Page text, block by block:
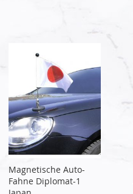
Magnetische Auto-
Fahne Diplomat-1